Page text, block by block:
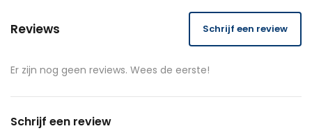
Reviews Schrijf een review
Er zijn nog geen reviews. Wees de eerste!
Schrijf een review